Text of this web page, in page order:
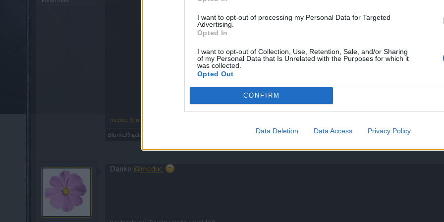
I want to opt-out of processing my Personal Data for Targeted
Advertising.
Opted In
I want to opt-out of Collection, Use, Retention, Sale, and/or Sharing
of my Personal Data that Is Unrelated with the Purposes for which it
was collected.
Opted Out
CONFIRM
Data Deletion Data Access Privacy Policy
Mein System /
mcdoc, 9 Juli 2024
Blume79 gefällt dies.
Danke @mcdoc